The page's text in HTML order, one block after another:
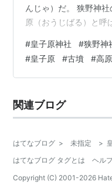
んじゃ）だ。 狭野神
原（おうじばる）と呼
している。 狭野神社の
原町古墳群） 狭野神社
孝昭天皇の御代に創建
敏達天皇の御代（6世
とされる。 境内は霧
#皇子原神社 #狭野神
#皇子原 #古墳 #高
関連ブログ
はてなブログ > 未指定 >
はてなブログ タグとは
ヘル
Copyright (C) 2001-2026